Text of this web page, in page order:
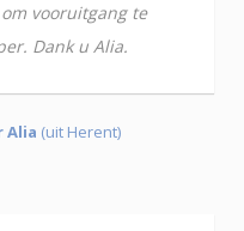
vooruitgang te
Dank u Alia.
Alia (uit Herent)